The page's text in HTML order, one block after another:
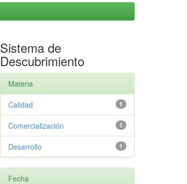
Sistema de
Descubrimiento
Materia
1
Calidad
1
Comercialización
1
Desarrollo
Fecha